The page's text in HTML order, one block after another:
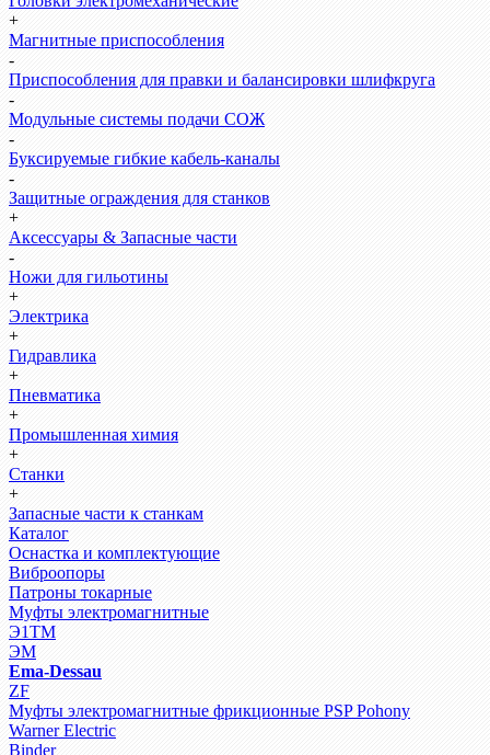
+
Магнитные приспособления
-
Приспособления для правки и балансировки шлифкруга
-
Модульные системы подачи СОЖ
-
Буксируемые гибкие кабель-каналы
-
Защитные ограждения для станков
+
Аксессуары & Запасные части
-
Ножи для гильотины
+
Электрика
+
Гидравлика
+
Пневматика
+
Промышленная химия
+
Станки
+
Запасные части к станкам
Каталог
Оснастка и комплектующие
Виброопоры
Патроны токарные
Муфты электромагнитные
Э1ТМ
ЭМ
Ema-Dessau
ZF
Муфты электромагнитные фрикционные PSP Pohony
Warner Electric
Binder